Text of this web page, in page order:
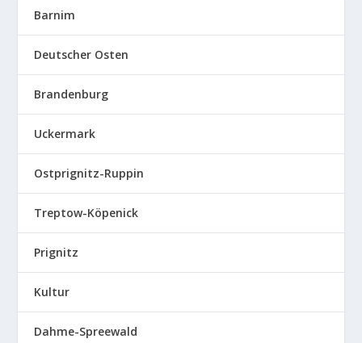
Barnim
Deutscher Osten
Brandenburg
Uckermark
Ostprignitz-Ruppin
Treptow-Köpenick
Prignitz
Kultur
Dahme-Spreewald